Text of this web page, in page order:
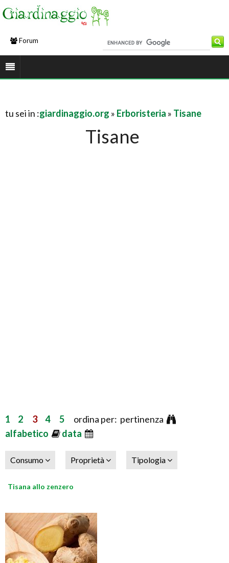
Forum
tu sei in :giardinaggio.org » Erboristeria » Tisane
Tisane
1 2 3 4 5 ordina per: pertinenza
alfabetico
data
Consumo Proprietà Tipologia
Tisana allo zenzero